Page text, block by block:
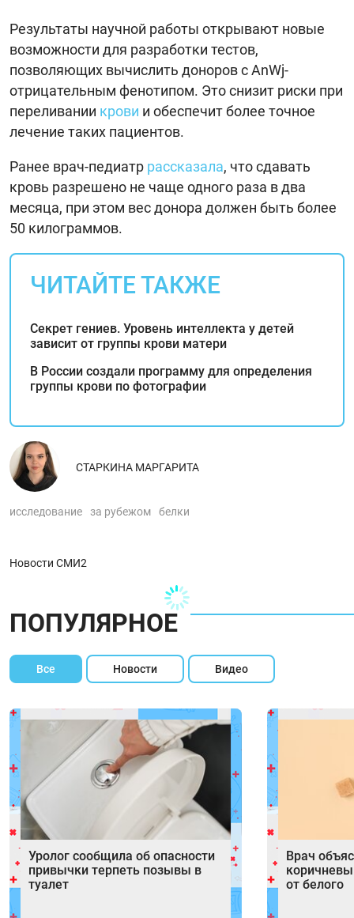
Результаты научной работы открывают новые
возможности для разработки тестов,
позволяющих вычислить доноров с AnWj-
отрицательным фенотипом. Это снизит риски при
переливании крови и обеспечит более точное
лечение таких пациентов.
Ранее врач-педиатр рассказала, что сдавать
кровь разрешено не чаще одного раза в два
месяца, при этом вес донора должен быть более
50 килограммов.
ЧИТАЙТЕ ТАКЖЕ
Секрет гениев. Уровень интеллекта у детей
зависит от группы крови матери
В России создали программу для определения
группы крови по фотографии
СТАРКИНА МАРГАРИТА
исследование за рубежом белки
Новости СМИ2
ПОПУЛЯРНОЕ
Все Новости Видео
Уролог сообщила об опасности
привычки терпеть позывы в
туалет
Врач
от белого